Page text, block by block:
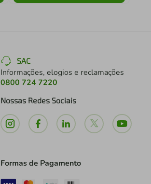
SAC
Informações, elogios e reclamações
0800 724 7220
Nossas Redes Sociais
Formas de Pagamento